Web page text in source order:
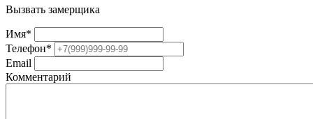
Вызвать замерщика
Имя*
Телефон*
Email
Комментарий